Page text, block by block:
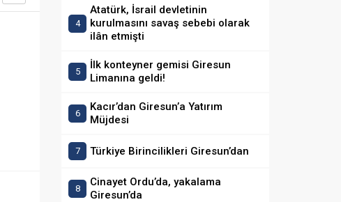
Atatürk, İsrail devletinin
kurulmasını savaş sebebi olarak
ilân etmişti
İlk konteyner gemisi Giresun
Limanına geldi!
Kacır’dan Giresun’a Yatırım
Müjdesi
Türkiye Birincilikleri Giresun’dan
Cinayet Ordu’da, yakalama
Giresun’da